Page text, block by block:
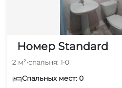
Номер Standard
2 м²•спальня: 1•0
Спальных мест: 0